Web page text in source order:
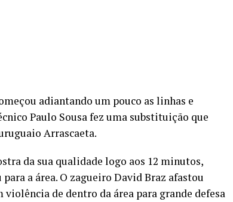
adiantando um pouco as linhas e
Paulo Sousa fez uma substituição que
Arrascaeta.
da sua qualidade logo aos 12 minutos,
a área. O zagueiro David Braz afastou
de dentro da área para grande defesa